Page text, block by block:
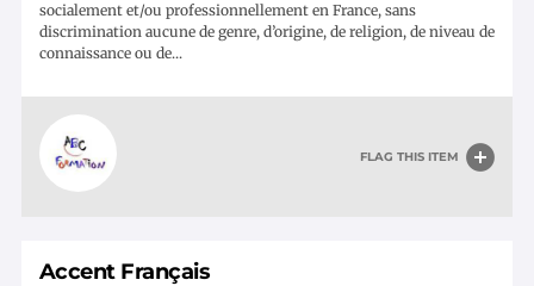
FLAG THIS ITEM
socialement et/ou professionnellement en France, sans
discrimination aucune de genre, d’origine, de religion, de niveau de
connaissance ou de...
Accent Français